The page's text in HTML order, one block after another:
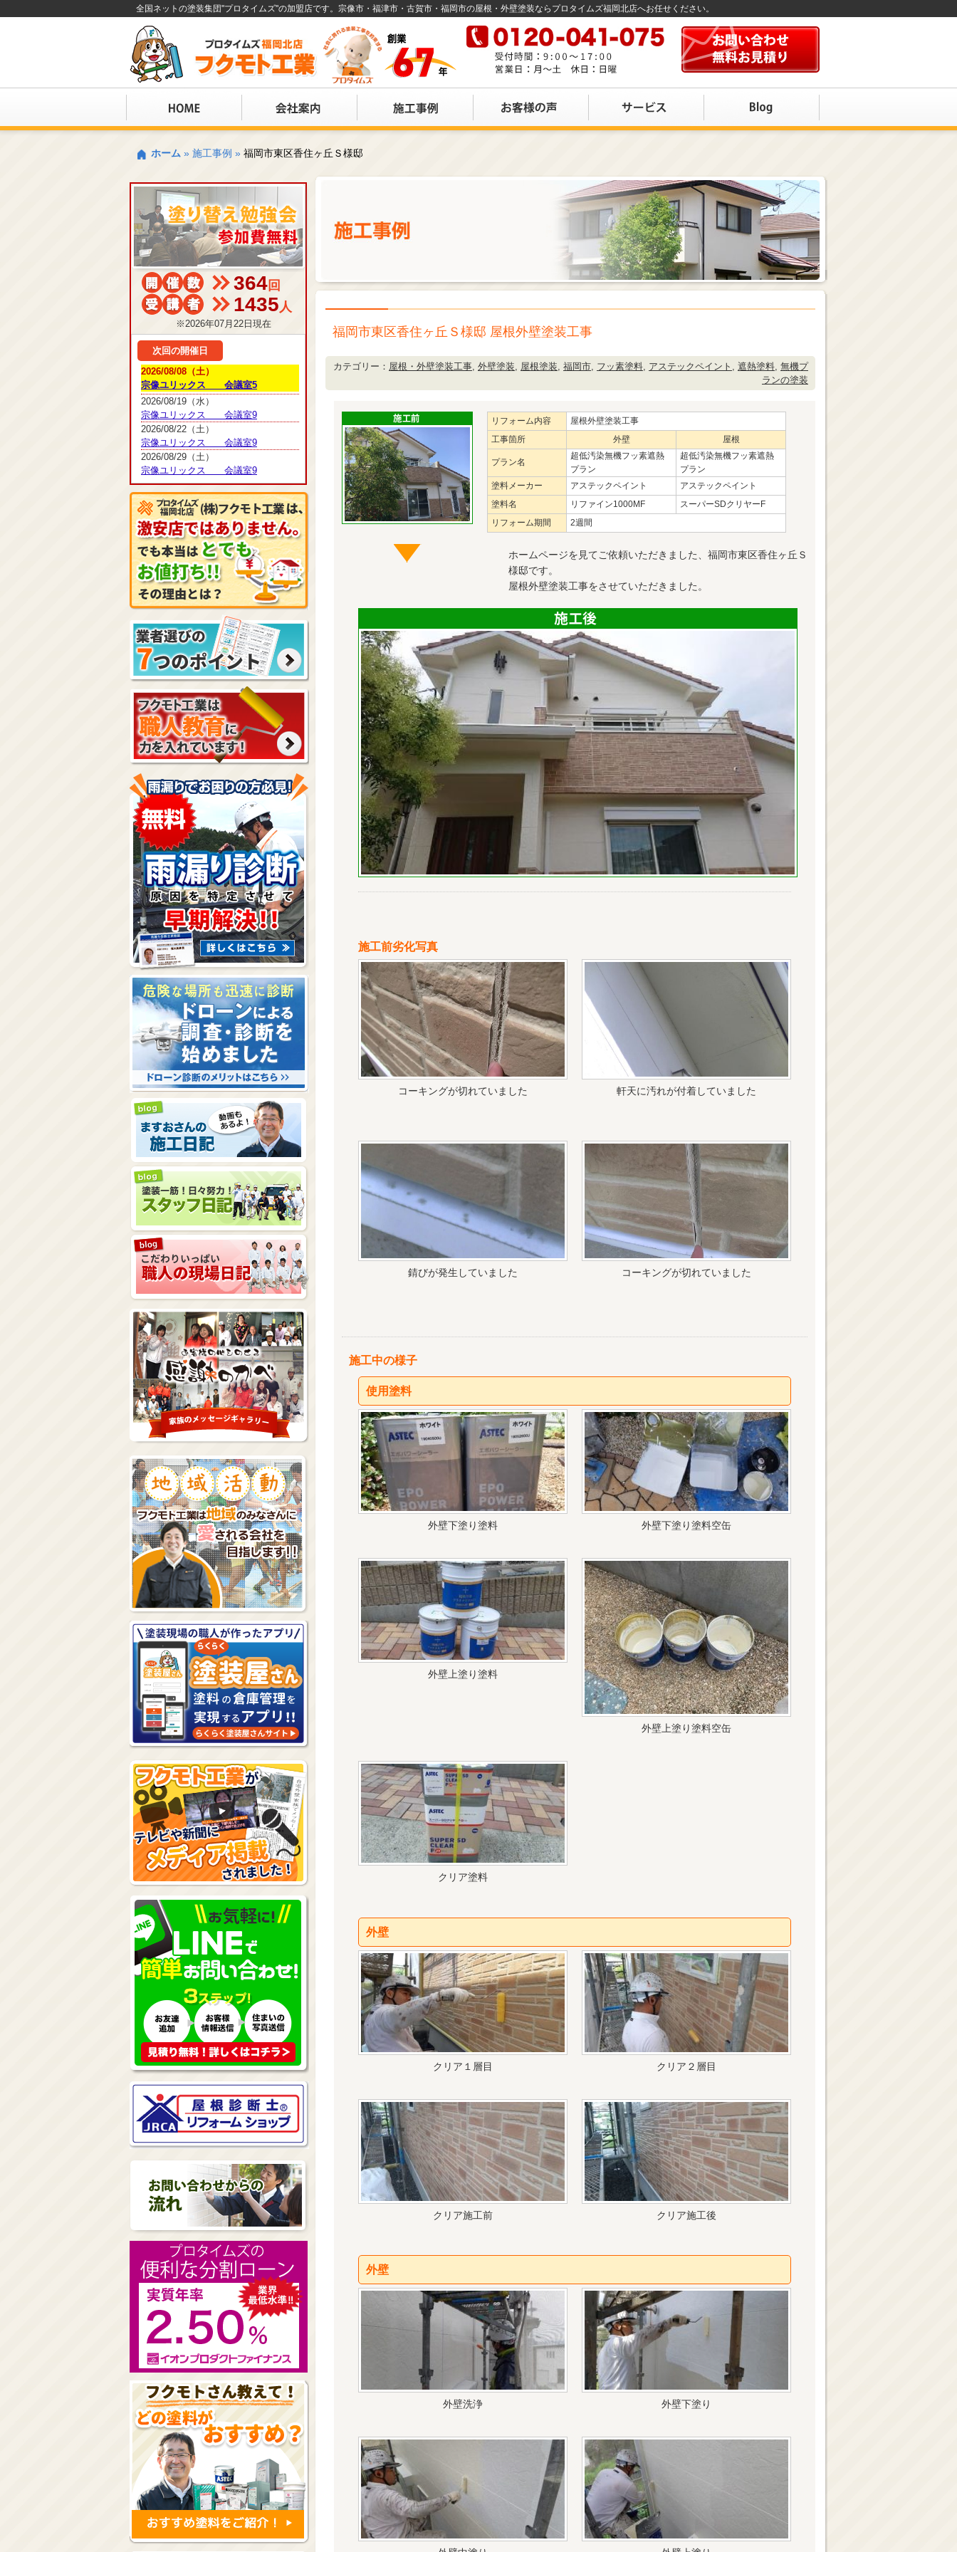
全国ネットの塗装集団"プロタイムズ"の加盟店です。宗像市・福津市・古賀市・福岡市の屋根・外壁塗装ならプロタイムズ福岡北店へお任せください。
ホーム » 施工事例 » 福岡市東区香住ヶ丘Ｓ様邸
福岡市東区香住ヶ丘Ｓ様邸 屋根外壁塗装工事
カテゴリー： 屋根・外壁塗装工事, 外壁塗装, 屋根塗装, 福岡市, フッ素塗料, アステックペイント , 遮熱塗料, 無機プ
ランの塗装
リフォーム内容
屋根外壁塗装工事
工事箇所
外壁 屋根
プラン名
超低汚染無機フッ素遮熱
プラン
超低汚染無機フッ素遮熱
プラン
塗料メーカー
アステックペイント
アステックペイント
塗料名
リファイン1000MF
スーパーSDクリヤーF
リフォーム期間
2週間
ホームページを見てご依頼いただきました、福岡市東区香住ヶ丘Ｓ
様邸です。
屋根外壁塗装工事をさせていただきました。
施工前劣化写真
コーキングが切れていました 軒天に汚れが付着していました
錆びが発生していました コーキングが切れていました
施工中の様子
使用塗料
外壁下塗り塗料 外壁下塗り塗料空缶
外壁上塗り塗料
外壁上塗り塗料空缶
クリア塗料
外壁
クリア１層目 クリア２層目
クリア施工前 クリア施工後
外壁
外壁洗浄 外壁下塗り
364回
1435人
※2026年07月22日現在
次回の開催日
2026/08/08（土）
宗像ユリックス 会議室5
2026/08/19（水）
宗像ユリックス 会議室9
2026/08/22（土）
宗像ユリックス 会議室9
2026/08/29（土）
宗像ユリックス 会議室9